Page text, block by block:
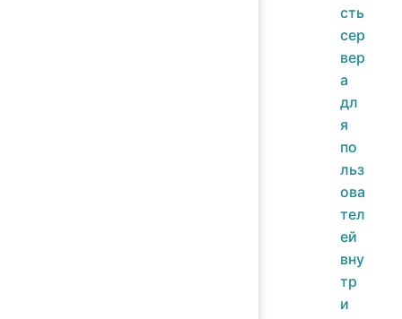
сть
сер
вер
а
дл
я
по
льз
ова
тел
ей
вну
тр
и